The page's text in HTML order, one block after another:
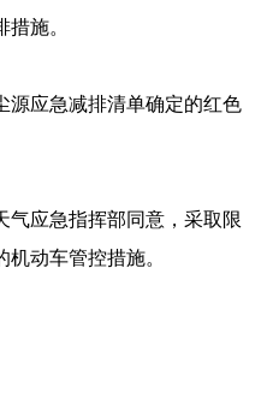
施。
源应急减排清单确定的红色
气应急指挥部同意，采取限
动车管控措施。